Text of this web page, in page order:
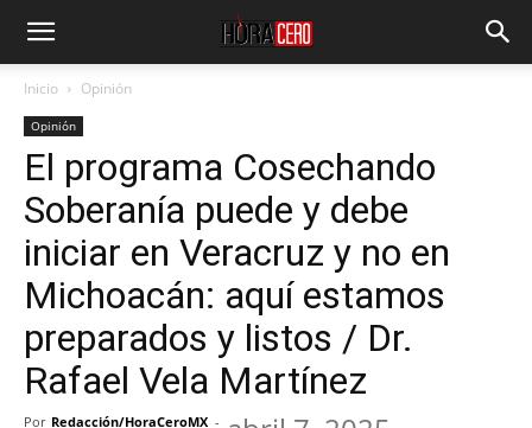
Inicio Opinión
Opinión
El programa Cosechando
Soberanía puede y debe
iniciar en Veracruz y no en
Michoacán: aquí estamos
preparados y listos / Dr.
Rafael Vela Martínez
Por Redacción/HoraCeroMX -